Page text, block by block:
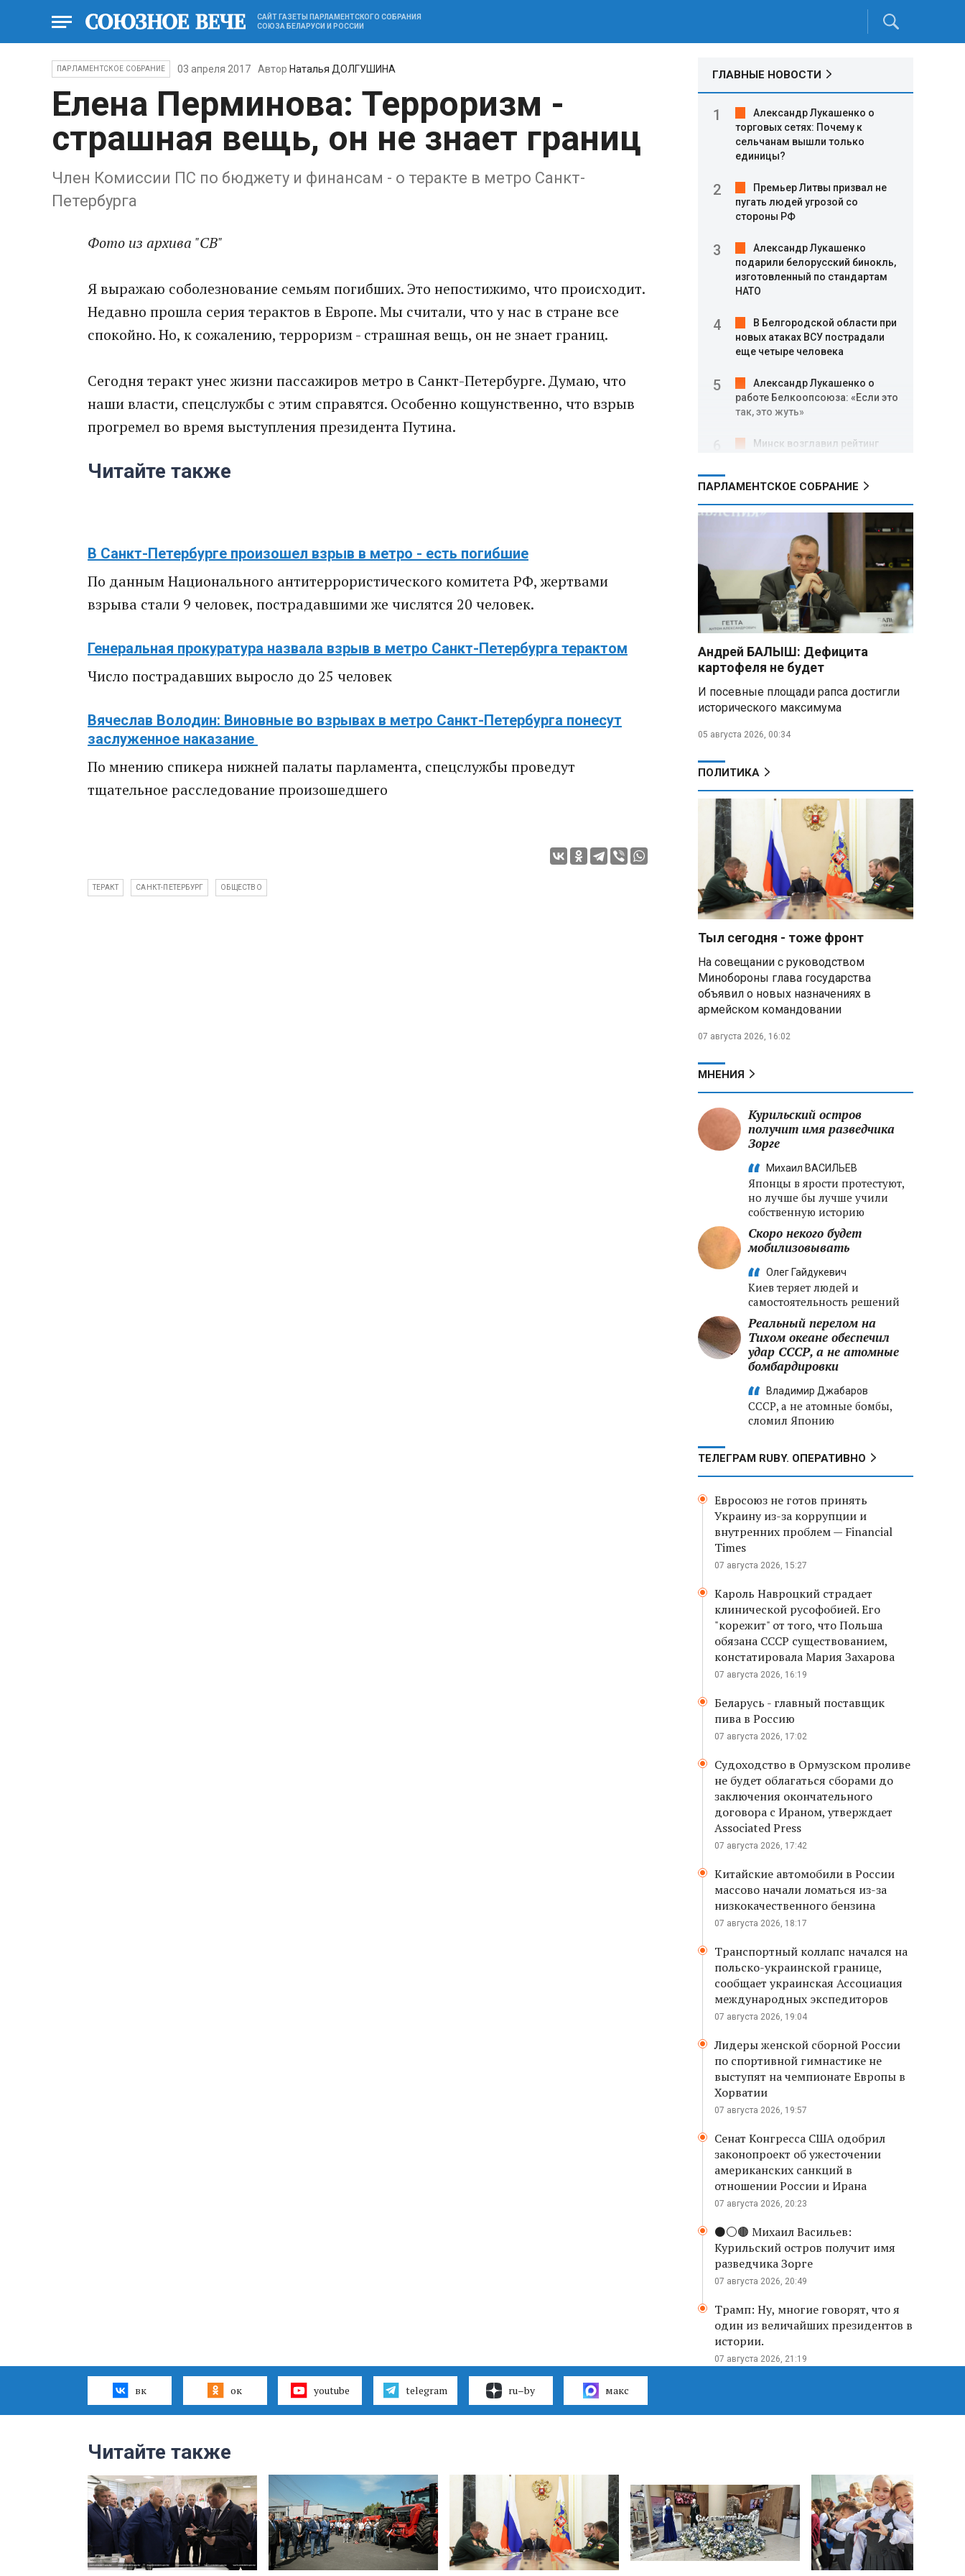
САЙТ ГАЗЕТЫ ПАРЛАМЕНТСКОГО СОБРАНИЯ
СОЮЗА БЕЛАРУСИ И РОССИИ
ПАРЛАМЕНТСКОЕ СОБРАНИЕ 03 апреля 2017 Автор Наталья ДОЛГУШИНА
Елена Перминова: Терроризм -
страшная вещь, он не знает границ
Член Комиссии ПС по бюджету и финансам - о теракте в метро Санкт-
Петербурга
Фото из архива "СВ"
Я выражаю соболезнование семьям погибших. Это непостижимо, что происходит.
Недавно прошла серия терактов в Европе. Мы считали, что у нас в стране все
спокойно. Но, к сожалению, терроризм - страшная вещь, он не знает границ.
Сегодня теракт унес жизни пассажиров метро в Санкт-Петербурге. Думаю, что
наши власти, спецслужбы с этим справятся. Особенно кощунственно, что взрыв
прогремел во время выступления президента Путина.
Читайте также
В Санкт-Петербурге произошел взрыв в метро - есть погибшие
По данным Национального антитеррористического комитета РФ, жертвами
взрыва стали 9 человек, пострадавшими же числятся 20 человек.
Генеральная прокуратура назвала взрыв в метро Санкт-Петербурга терактом
Число пострадавших выросло до 25 человек
Вячеслав Володин: Виновные во взрывах в метро Санкт-Петербурга понесут
заслуженное наказание
По мнению спикера нижней палаты парламента, спецслужбы проведут
тщательное расследование произошедшего
ТЕРАКТ САНКТ-ПЕТЕРБУРГ ОБЩЕСТВО
ГЛАВНЫЕ НОВОСТИ
Александр Лукашенко о
торговых сетях: Почему к
сельчанам вышли только
единицы?
Премьер Литвы призвал не
пугать людей угрозой со
стороны РФ
Александр Лукашенко
подарили белорусский бинокль,
изготовленный по стандартам
НАТО
В Белгородской области при
новых атаках ВСУ пострадали
еще четыре человека
Александр Лукашенко о
работе Белкоопсоюза: «Если это
так, это жуть»
Минск возглавил рейтинг
Минобороны РФ: при
освобождении Анискино ВСУ
понесли большие потери, часть
военных сдалась в плен
Александр Лукашенко:
Россияне «услышали батьку» и
скупают пустующие дома в
белорусских деревнях
Алесандр Лукашенко назвал
работу сельской торговли
возмутился «просрочкой и
тухлятиной»
Владимир Путин обсудил с
меры по защите инфраструктуры
Минобороны РФ: «Искандер»
уничтожил эшелон с техникой
ВСУ в Днепропетровской
области
Главы правительств ЕАЭС
подписали три соглашения по
e‑торговле, биржевому рынку и
ученым званиям
Александр Лукашенко:
Хотите «собирать сливки» в
городах — отвечайте и за
отдалённые деревни
Минобороны РФ: установлен
Харьковской области
криптообменников в «Москва-
Сити», через которую
украинские call-центры
ПАРЛАМЕНТСКОЕ СОБРАНИЕ
Андрей БАЛЫШ: Дефицита
картофеля не будет
И посевные площади рапса достигли
исторического максимума
05 августа 2026, 00:34
ПОЛИТИКА
Тыл сегодня - тоже фронт
На совещании с руководством
Минобороны глава государства
объявил о новых назначениях в
армейском командовании
07 августа 2026, 16:02
МНЕНИЯ
Курильский остров
получит имя разведчика
Зорге
Михаил ВАСИЛЬЕВ
Японцы в ярости протестуют,
но лучше бы лучше учили
собственную историю
Скоро некого будет
мобилизовывать
Олег Гайдукевич
Киев теряет людей и
самостоятельность решений
Реальный перелом на
Тихом океане обеспечил
удар СССР, а не атомные
бомбардировки
Владимир Джабаров
СССР, а не атомные бомбы,
сломил Японию
ТЕЛЕГРАМ RUBY. ОПЕРАТИВНО
Евросоюз не готов принять
Украину из-за коррупции и
внутренних проблем — Financial
Times
07 августа 2026, 15:27
Кароль Навроцкий страдает
клинической русофобией. Его
"корежит" от того, что Польша
обязана СССР существованием,
констатировала Мария Захарова
07 августа 2026, 16:19
Беларусь - главный поставщик
пива в Россию
07 августа 2026, 17:02
Судоходство в Ормузском проливе
не будет облагаться сборами до
заключения окончательного
договора с Ираном, утверждает
Associated Press
07 августа 2026, 17:42
Китайские автомобили в России
массово начали ломаться из-за
низкокачественного бензина
07 августа 2026, 18:17
Транспортный коллапс начался на
польско-украинской границе,
сообщает украинская Ассоциация
международных экспедиторов
07 августа 2026, 19:04
Лидеры женской сборной России
по спортивной гимнастике не
выступят на чемпионате Европы в
Хорватии
07 августа 2026, 19:57
Сенат Конгресса США одобрил
законопроект об ужесточении
американских санкций в
отношении России и Ирана
07 августа 2026, 20:23
⚫️⚪️🟤 Михаил Васильев:
Курильский остров получит имя
разведчика Зорге
07 августа 2026, 20:49
Трамп: Ну, многие говорят, что я
один из величайших президентов в
истории.
07 августа 2026, 21:19
вк ок youtube telegram ru–by макс
Читайте также